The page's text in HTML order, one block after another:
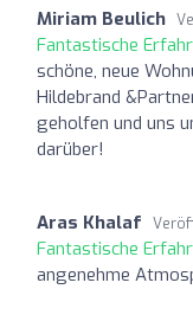
Miriam Beulich
Fantastische
schöne, neue
Hildebrand
geholfen und uns
darüber!
Aras Khalaf
Fantastische
angenehme